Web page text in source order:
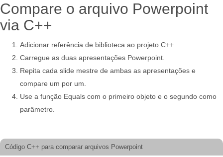
Compare o arquivo Powerpoint
via C++
Adicionar referência de biblioteca ao projeto C++
Carregue as duas apresentações Powerpoint.
Repita cada slide mestre de ambas as apresentações e
compare um por um.
Use a função Equals com o primeiro objeto e o segundo como
parâmetro.
Código C++ para comparar arquivos Powerpoint